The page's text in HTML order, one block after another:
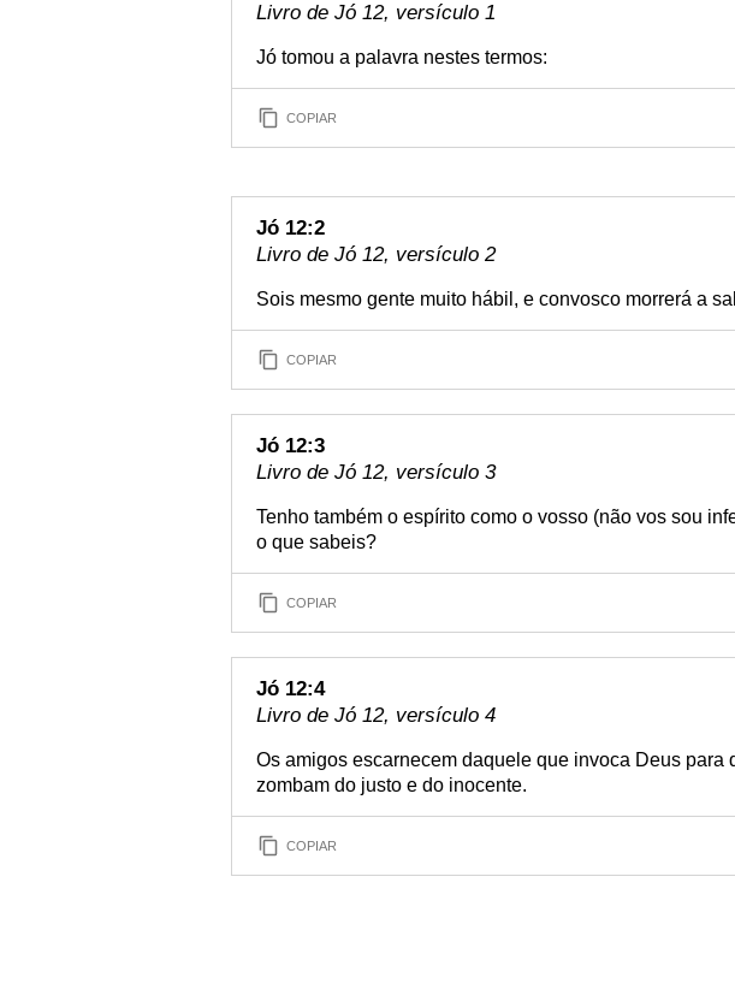
Livro de Jó 12, versículo 1
Jó tomou a palavra nestes termos:
COPIAR
Jó 12:2
Livro de Jó 12, versículo 2
Sois mesmo gente muito hábil, e convosco morrerá a
COPIAR
Jó 12:3
Livro de Jó 12, versículo 3
Tenho também o espírito como o vosso (não vos sou
o que sabeis?
COPIAR
Jó 12:4
Livro de Jó 12, versículo 4
Os amigos escarnecem daquele que invoca Deus para
zombam do justo e do inocente.
COPIAR